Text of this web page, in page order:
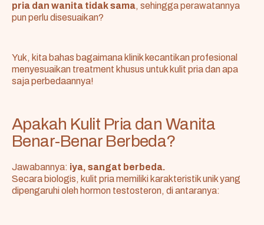
pria dan wanita tidak sama, sehingga perawatannya
pun perlu disesuaikan?
Yuk, kita bahas bagaimana klinik kecantikan profesional
menyesuaikan treatment khusus untuk kulit pria dan apa
saja perbedaannya!
Apakah Kulit Pria dan Wanita
Benar-Benar Berbeda?
Jawabannya: iya, sangat berbeda.
Secara biologis, kulit pria memiliki karakteristik unik yang
dipengaruhi oleh hormon testosteron, di antaranya: